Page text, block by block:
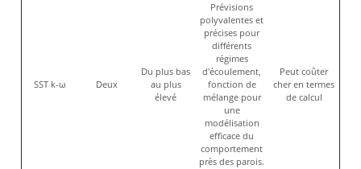
SST k-ω Deux
Du plus bas
au plus
élevé
Prévisions
polyvalentes et
précises pour
différents
régimes
d'écoulement,
fonction de
mélange pour
une
modélisation
efficace du
comportement
près des parois.
Peut coûter
cher en termes
de calcul